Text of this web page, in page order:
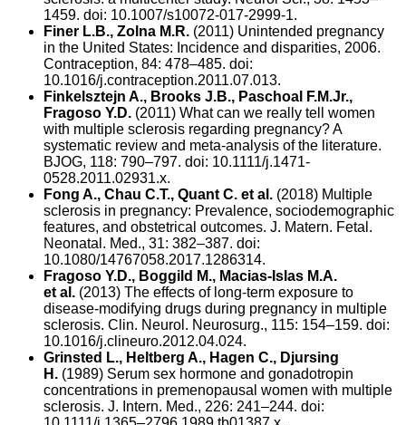
1459. doi: 10.1007/s10072-017-2999-1.
Finer L.B., Zolna M.R. (2011) Unintended pregnancy
in the United States: Incidence and disparities, 2006.
Contraception, 84: 478–485. doi:
10.1016/j.contraception.2011.07.013.
Finkelsztejn A., Brooks J.B., Paschoal F.M.Jr.,
Fragoso Y.D. (2011) What can we really tell women
with multiple sclerosis regarding pregnancy? A
systematic review and meta-analysis of the literature.
BJOG, 118: 790–797. doi: 10.1111/j.1471-
0528.2011.02931.x.
Fong A., Chau C.T., Quant C. et al. (2018) Multiple
sclerosis in pregnancy: Prevalence, sociodemographic
features, and obstetrical outcomes. J. Matern. Fetal.
Neonatal. Med., 31: 382–387. doi:
10.1080/14767058.2017.1286314.
Fragoso Y.D., Boggild M., Macias-Islas M.A.
et al. (2013) The effects of long-term exposure to
disease-modifying drugs during pregnancy in multiple
sclerosis. Clin. Neurol. Neurosurg., 115: 154–159. doi:
10.1016/j.clineuro.2012.04.024.
Grinsted L., Heltberg A., Hagen C., Djursing
H. (1989) Serum sex hormone and gonadotropin
concentrations in premenopausal women with multiple
sclerosis. J. Intern. Med., 226: 241–244. doi: